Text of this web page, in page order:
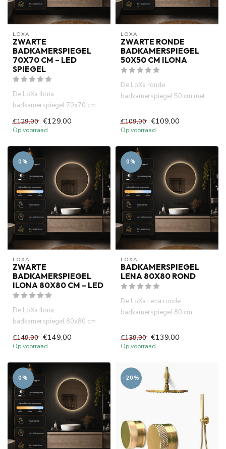
LOXA
ZWARTE
BADKAMERSPIEGEL
70X70 CM – LED
SPIEGEL
De LoXa Ilona
badkamerspiegel 70x70 cm
met zwarte lijst combineert een
strak vie...
€129,00 €129,00
Op voorraad
LOXA
ZWARTE RONDE
BADKAMERSPIEGEL
50X50 CM ILONA
De LoXa ronde
badkamerspiegel 50 cm met
modern desig...
€109,00 €109,00
Op voorraad
0%
LOXA
ZWARTE
BADKAMERSPIEGEL
ILONA 80X80 CM – LED
De LoXa Ilona
badkamerspiegel 80x80 cm
met zwarte lijst combineert een
modern vi...
€149,00 €149,00
Op voorraad
0%
LOXA
BADKAMERSPIEGEL
LENA 80X80 ROND
De LoXa Lena ronde
badkamerspiegel 80 cm
design met d...
€139,00 €139,00
Op voorraad
0% -20%